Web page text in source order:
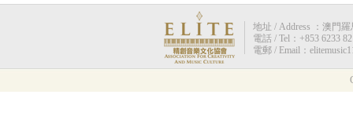
地址 / Address ：澳門
電話 / Tel：+853 6233
電郵 / Email：